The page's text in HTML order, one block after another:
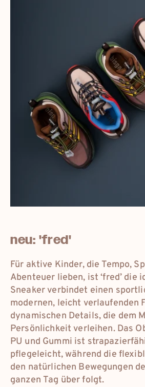
neu: 'fred'
Für aktive Kinder, die Tempo,
Abenteuer lieben, ist ‘fred’ die
Sneaker verbindet einen
modernen, leicht verlaufenden
dynamischen Details, die dem
Persönlichkeit verleihen. Das
PU und Gummi ist
pflegeleicht, während die
den natürlichen Bewegungen
ganzen Tag über folgt.